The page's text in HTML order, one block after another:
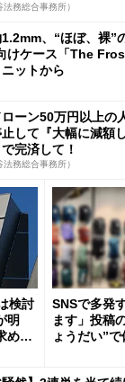
務総合事務所）
、“ほぼ、裸”
けケース「The
ットから
ーン50万円以上の
して『大幅に減額
完済して！
務総合事務所）
検討
明
める
SNSで多発
ます」投稿
ょうだい”